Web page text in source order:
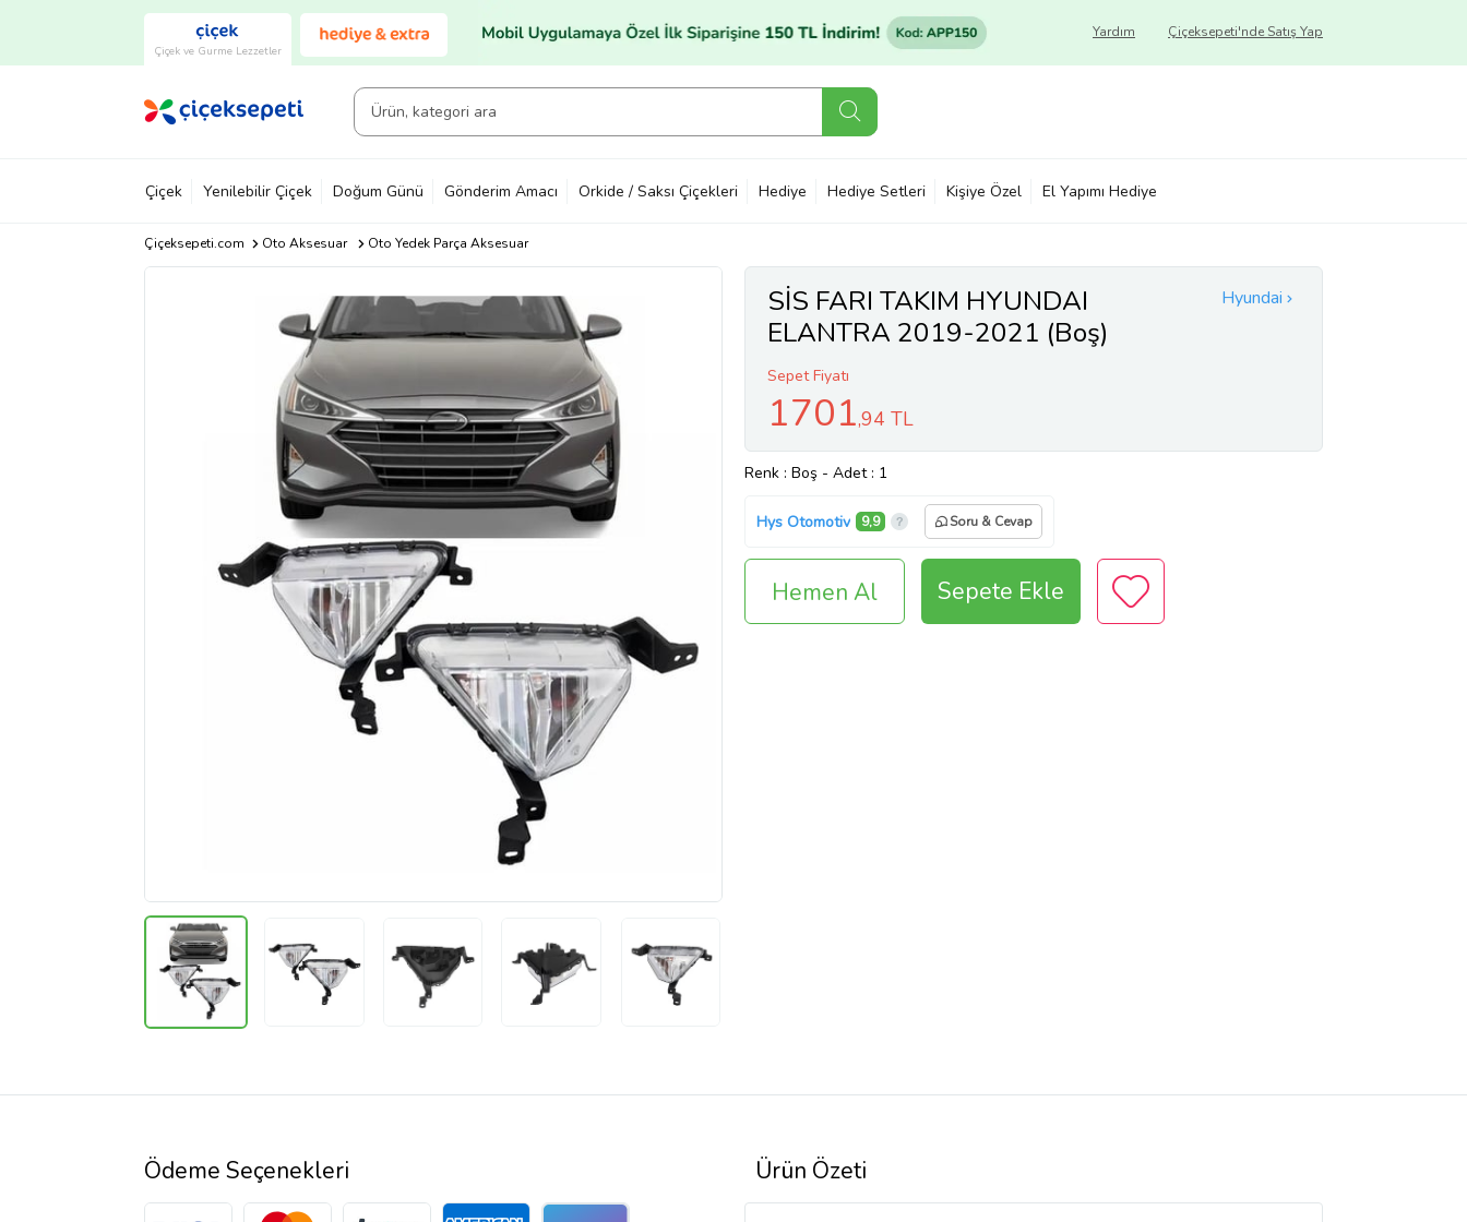
Çiçek ve Gurme Lezzetler
Çiçeksepeti'nde Satış Yap
Yardım
Çiçek Yenilebilir Çiçek Doğum Günü Gönderim Amacı Orkide / Saksı Çiçekleri Hediye Hediye Setleri Kişiye Özel El Yapımı Hediye
Çiçeksepeti.com Oto Aksesuar Oto Yedek Parça Aksesuar
Hyundai
SİS FARI TAKIM HYUNDAI
ELANTRA 2019-2021 (Boş)
Sepet Fiyatı
1701,94 TL
Renk : Boş - Adet : 1
Hys Otomotiv 9,9 Soru & Cevap
Hemen Al Sepete Ekle
Ürün Özeti
Ödeme Seçenekleri